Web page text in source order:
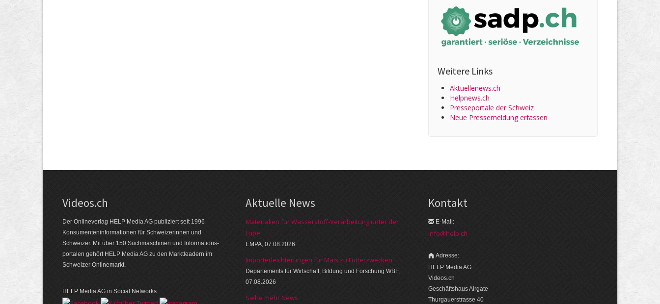
Weitere Links
Aktuellenews.ch
Helpnews.ch
Presseportale der Schweiz
Neue Pressemeldung erfassen
Videos.ch
Der Onlineverlag HELP Media AG publiziert seit 1996
Konsumenten­informationen für Schweizerinnen und
Schweizer. Mit über 150 Suchmaschinen und Informations­
portalen gehört HELP Media AG zu den Marktleadern im
Schweizer Onlinemarkt.
HELP Media AG in Social Networks
Aktuelle News
Materialien für Wasserstoff-Verarbeitung unter der
Lupe
EMPA, 07.08.2026
Importerleichterungen für Mais zu Futterzwecken
Departements für Wirtschaft, Bildung und Forschung WBF,
07.08.2026
Siehe mehr News
Kontakt
E-Mail:
info@help.ch
Adresse:
HELP Media AG
Videos.ch
Geschäftshaus Airgate
Thurgauerstrasse 40